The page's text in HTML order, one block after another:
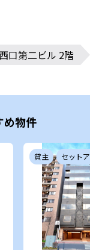
口第二ビル 2階
め物件
貸主 セット